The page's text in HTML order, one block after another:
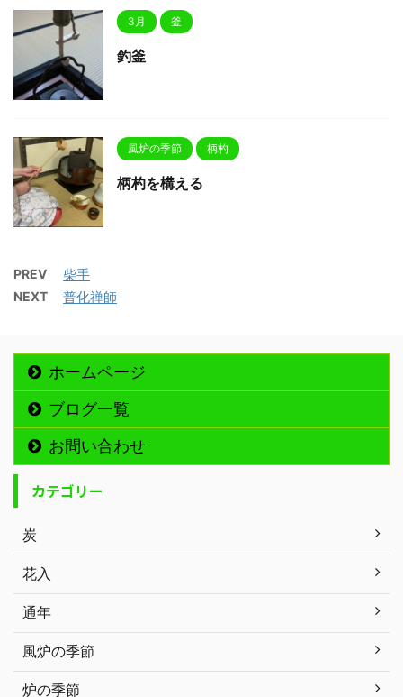
3月 釜
釣釜
風炉の季節 柄杓
柄杓を構える
PREV 柴手
NEXT 普化禅師
ホームページ
ブログ一覧
お問い合わせ
カテゴリー
炭
花入
通年
風炉の季節
炉の季節